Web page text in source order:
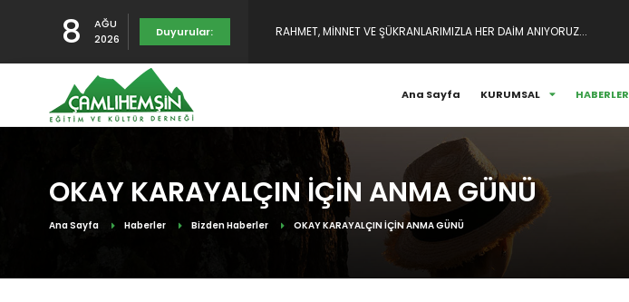
8
AĞU
2026
Duyurular: YENİDEN YAYINDAYIZ
TULUMUN TARİHÇESİ SUNUM VE SÖYLEŞİSİ..
RAHMET, MİNNET VE ŞÜKRANLARIMIZLA HER DAİM ANIYORUZ...
Ana Sayfa KURUMSAL HABERLER
OKAY KARAYALÇIN İÇİN ANMA GÜNÜ
Ana Sayfa Haberler Bizden Haberler OKAY KARAYALÇIN İÇİN ANMA GÜNÜ